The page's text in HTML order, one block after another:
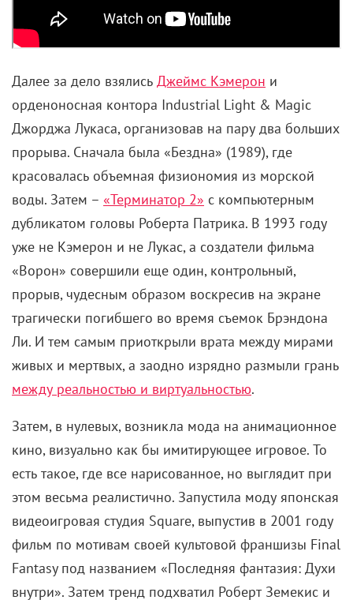
достаточно давно.
Еще в 1987 году, например, канадские ученые Надя
Магненат Талманн и Дэниел Талманн представили
короткометражный фильм «Рандеву в Монреале», в
котором фигурировали трехмерные копии Хамфри
Богарта иМэрилин Монро. По сюжету, они
встречаются в кафе, выпивают и мило беседуют,
прямо как живые. То есть по нынешним временам
это выглядит, конечно, жутковато. Но тогда, без
малого сорок лет назад, поражало воображение.
Так звезды славного прошлого, сами того не
подозревая, стали своего рода пионерами в
области CGI-некромантии.
Далее за дело взялисьДжеймс Кэмерон и